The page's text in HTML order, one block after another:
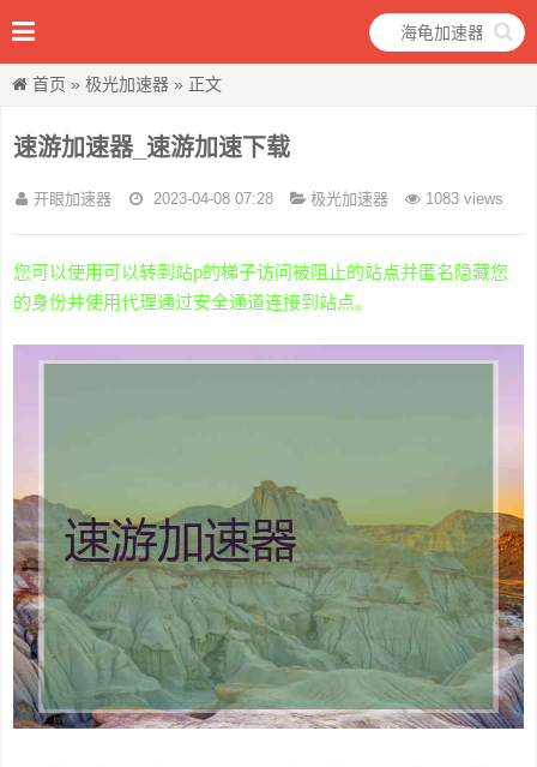
首页 » 极光加速器 » 正文
速游加速器_速游加速下载
开眼加速器 2023-04-08 07:28 极光加速器 1083 views
您可以使用可以转到站p的梯子访问被阻止的站点并匿名隐藏您
的身份并使用代理通过安全通道连接到站点。